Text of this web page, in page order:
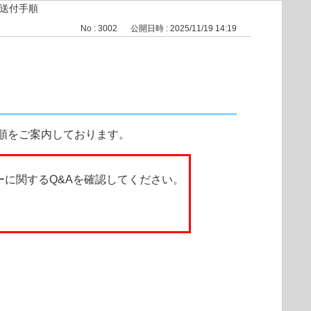
付手順
No : 3002 公開日時 : 2025/11/19 14:19
ご案内しております。
関するQ&Aを確認してください。